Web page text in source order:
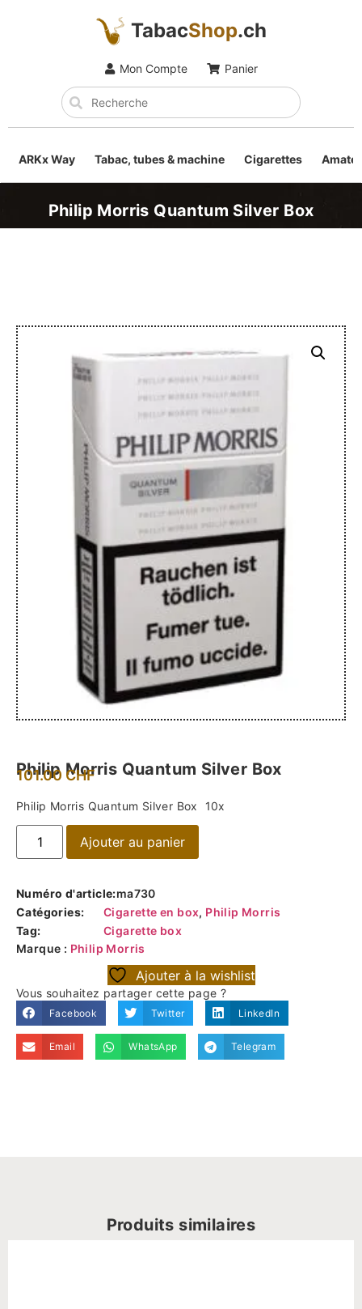
TabacShop.ch
Mon Compte Panier
ARKx Way Tabac, tubes & machine Cigarettes
Philip Morris Quantum Silver Box
Philip Morris Quantum Silver Box
101.00 CHF
Philip Morris Quantum Silver Box 10x
Ajouter au panier
Numéro d'article:ma730
Catégories:
Cigarette en box, Philip Morris
Tag:
Cigarette box
Marque : Philip Morris
Ajouter à la wishlist
Vous souhaitez partager cette page ?
Facebook Twitter LinkedIn
Email WhatsApp Telegram
Produits similaires